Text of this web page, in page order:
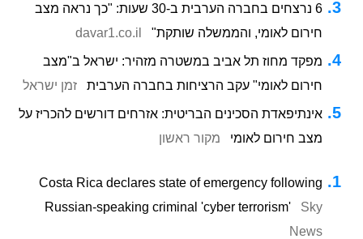
6 נרצחים בחברה הערבית ב-30 שעות: "כך נראה מצב
חירום לאומי, והממשלה שותקת"
davar1.co.il
מפקד מחוז תל אביב במשטרה מזהיר: ישראל ב"מצב
חירום לאומי" עקב הרציחות בחברה הערבית
זמן ישראל
אינתיפאדת הסכינים הבריטית: אזרחים דורשים להכריז על
מצב חירום לאומי
מקור ראשון
Costa Rica declares state of emergency following
Russian-speaking criminal 'cyber terrorism'
Sky
News